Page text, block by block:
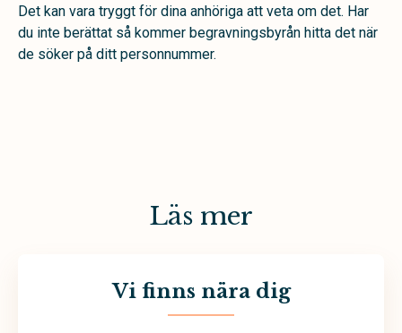
Det kan vara tryggt för dina anhöriga att veta om det. Har
du inte berättat så kommer begravningsbyrån hitta det när
de söker på ditt personnummer.
Läs mer
Vi finns nära dig